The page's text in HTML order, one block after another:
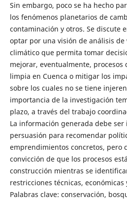
Sin embargo, poco se ha hecho
los fenómenos planetarios de
contaminación y otros. Se discute
optar por una visión de análisis
climático que permita tomar
mejorar, eventualmente, procesos
limpia en Cuenca o mitigar los
sobre los cuales no se tiene
importancia de la investigación
plazo, a través del trabajo
La información generada debe
persuasión para recomendar
emprendimientos concretos, pero
convicción de que los procesos
construcción mientras se
restricciones técnicas, económicas
Palabras clave: conservación,